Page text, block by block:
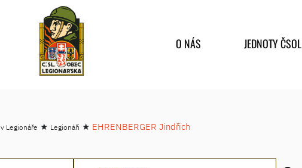
O NÁS JEDNOTY ČSOL
Legionáře ★ Legionáři ★ EHRENBERGER Jindřich